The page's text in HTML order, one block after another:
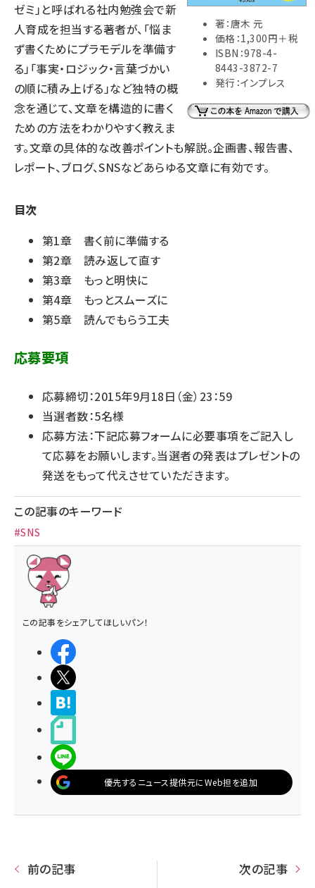
著：唐木 元
価格：1,300円＋税
ISBN：978-4-
8443-3872-7
発行：インプレス
ゼミ」と呼ばれる社内勉強会で新
人育成を担当する著者が、「悩ま
ず書くためにプラモデルを準備す
る」「事実・ロジック・言葉づかい
の順に積み上げる」など独特の概
念を通じて、文章を構造的に書く
ための方法をわかりやすく教えま
す。文章の具体的な改善ポイントも解説。企画書、報告書、
レポート、ブログ、SNSなどあらゆる文章に有効です。
目次
第1章 書く前に準備する
第2章 読み返して直す
第3章 もっと明快に
第4章 もっとスムーズに
第5章 読んでもらう工夫
応募要項
応募締切：2015年9月18日（金）23：59
当選者数：5名様
応募方法：下記応募フォームに必要事項をご記入し
て応募をお願いします。当選者の発表はプレゼントの
発送をもって代えさせていただきます。
この記事のキーワード
#SNS
この記事をシェアしてほしいパン！
優先するニュース提供元にWeb担を追加
前の記事 次の記事